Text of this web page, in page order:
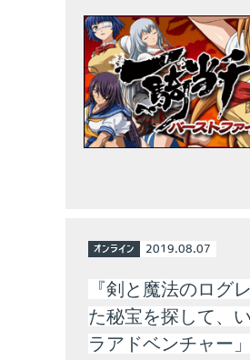
オンライン 2019.08.07
『剣と魔法のログ
た秘宝を探して、
ラアドベンチャー